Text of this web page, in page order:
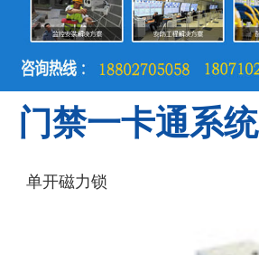
门禁一卡通系统
单开磁力锁